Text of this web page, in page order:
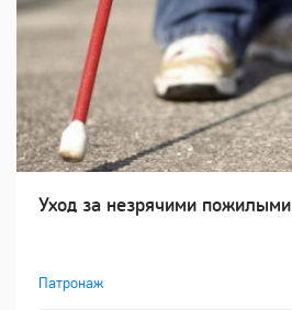
Уход за незрячими пожилыми
Патронаж